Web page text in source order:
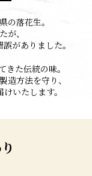
の落花生。
が、
がありました。
た伝統の味。
造方法を守り、
いたします。